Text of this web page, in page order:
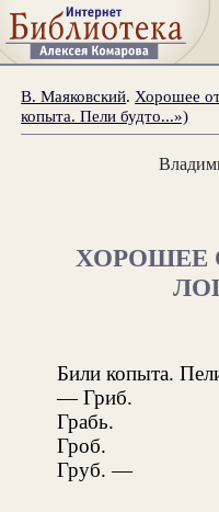
В. Маяковский. Хорошее
копыта. Пели будто...»)
ХОРОШЕЕ
Били копыта.
— Гриб.
Грабь.
Гроб.
Груб. —